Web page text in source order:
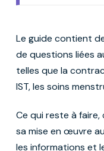
Le guide contient
de questions liées
telles que la
IST, les soins
Ce qui reste à faire,
sa mise en œuvre
les informations et